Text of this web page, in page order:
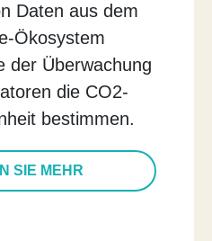
Daten aus dem
Ökosystem
der Überwachung
die CO2-
bestimmen.
SIE MEHR